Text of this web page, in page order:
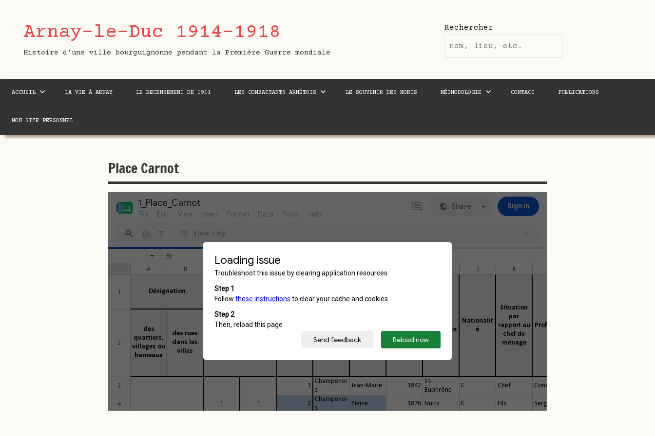
contenuArnay-le-Duc 1914-1918
Histoire d'une ville bourguignonne pendant la Première Guerre mondiale
Rechercher
ACCUEIL LA VIE À ARNAY LE RECENSEMENT DE 1911 LES COMBATTANTS ARNÉTOIS LE SOUVENIR DES MORTS MÉTHODOLOGIE CONTACT PUBLICATIONS
MON SITE PERSONNEL
Place Carnot